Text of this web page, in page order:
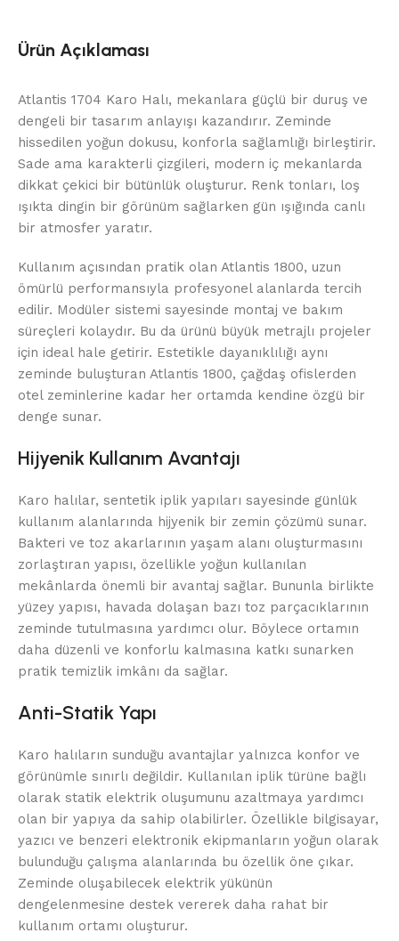
Ürün Açıklaması
Atlantis 1704 Karo Halı, mekanlara güçlü bir duruş ve
dengeli bir tasarım anlayışı kazandırır. Zeminde
hissedilen yoğun dokusu, konforla sağlamlığı birleştirir.
Sade ama karakterli çizgileri, modern iç mekanlarda
dikkat çekici bir bütünlük oluşturur. Renk tonları, loş
ışıkta dingin bir görünüm sağlarken gün ışığında canlı
bir atmosfer yaratır.
Kullanım açısından pratik olan Atlantis 1800, uzun
ömürlü performansıyla profesyonel alanlarda tercih
edilir. Modüler sistemi sayesinde montaj ve bakım
süreçleri kolaydır. Bu da ürünü büyük metrajlı projeler
için ideal hale getirir. Estetikle dayanıklılığı aynı
zeminde buluşturan Atlantis 1800, çağdaş ofislerden
otel zeminlerine kadar her ortamda kendine özgü bir
denge sunar.
Hijyenik Kullanım Avantajı
Karo halılar, sentetik iplik yapıları sayesinde günlük
kullanım alanlarında hijyenik bir zemin çözümü sunar.
Bakteri ve toz akarlarının yaşam alanı oluşturmasını
zorlaştıran yapısı, özellikle yoğun kullanılan
mekânlarda önemli bir avantaj sağlar. Bununla birlikte
yüzey yapısı, havada dolaşan bazı toz parçacıklarının
zeminde tutulmasına yardımcı olur. Böylece ortamın
daha düzenli ve konforlu kalmasına katkı sunarken
pratik temizlik imkânı da sağlar.
Anti-Statik Yapı
Karo halıların sunduğu avantajlar yalnızca konfor ve
görünümle sınırlı değildir. Kullanılan iplik türüne bağlı
olarak statik elektrik oluşumunu azaltmaya yardımcı
olan bir yapıya da sahip olabilirler. Özellikle bilgisayar,
yazıcı ve benzeri elektronik ekipmanların yoğun olarak
bulunduğu çalışma alanlarında bu özellik öne çıkar.
Zeminde oluşabilecek elektrik yükünün
dengelenmesine destek vererek daha rahat bir
kullanım ortamı oluşturur.